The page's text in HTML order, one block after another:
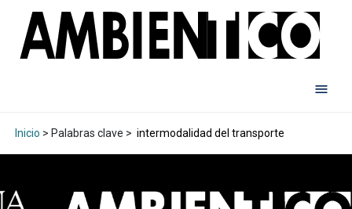
Inicio > Palabras clave > intermodalidad del transporte